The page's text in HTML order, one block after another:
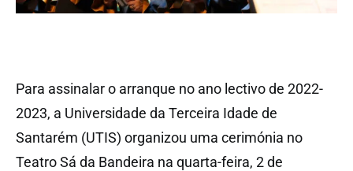
Para assinalar o arranque no ano lectivo de 2022-
2023, a Universidade da Terceira Idade de
Santarém (UTIS) organizou uma cerimónia no
Teatro Sá da Bandeira na quarta-feira, 2 de